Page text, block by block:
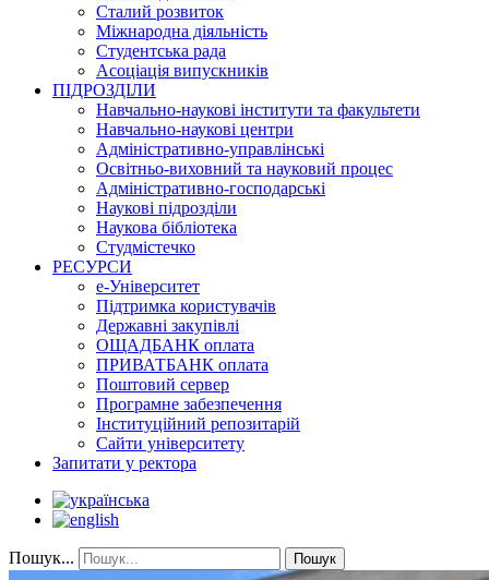
Сталий розвиток
Міжнародна діяльність
Студентська рада
Асоціація випускників
ПІДРОЗДІЛИ
Навчально-наукові інститути та факультети
Навчально-наукові центри
Адміністративно-управлінські
Освітньо-виховний та науковий процес
Адміністративно-господарські
Наукові підрозділи
Наукова бібліотека
Студмістечко
РЕСУРСИ
е-Університет
Підтримка користувачів
Державні закупівлі
ОЩАДБАНК оплата
ПРИВАТБАНК оплата
Поштовий сервер
Програмне забезпечення
Інституційний репозитарій
Сайти університету
Запитати у ректора
Пошук... Пошук